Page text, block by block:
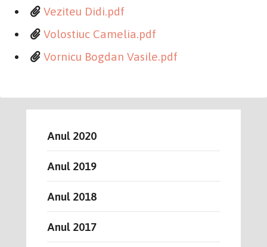
Veziteu Didi.pdf
Volostiuc Camelia.pdf
Vornicu Bogdan Vasile.pdf
Anul 2020
Anul 2019
Anul 2018
Anul 2017